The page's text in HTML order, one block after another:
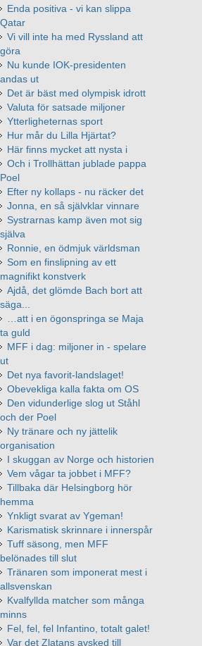
Enda positiva - vi kan slippa
Qatar
Vi vill inte ha med Ryssland att
göra
Nu kunde IOK-presidenten
andas ut
Det är bäst med olympisk idrott
Valuta för satsade miljoner
Ytterligheternas sport
Hur mår du Lilla Hjärtat?
Här finns mycket att nysta i
Och i Trollhättan jublade pappa
Poel
Efter ny kollaps - nu räcker det
Jonna, en så självklar vinnare
Systrarnas kamp även mot sig
själva
Ronnie, en ödmjuk världsman
Som en finslipning av ett
magnifikt konstverk
Ajdå, det glömde Bach bort att
säga...
…att i en ögonspringa se Maja
ta guld
MFF i dag: miljoner in - spelare
ut
Det nya favorit-landslaget!
Obevekliga kalla fakta om OS
Den vidunderlige slog ut Ståhl
och der Poel
Ny tränare och ny jättelik
organisation
I skuggan av Norge och historien
Vem vågar ta jobbet i MFF?
Tillbaka där Helsingborg hör
hemma
Ynkligt svarat av Ygeman!
Karismatisk skrinnare i innerspår
Tuff säsong, men MFF
belönades till slut
Tränaren som imponerat mest i
allsvenskan
Kvalfyllda matcher som många
minns
Fel, fel, fel Infantino, totalt galet!
Var det Zlatans avsked till